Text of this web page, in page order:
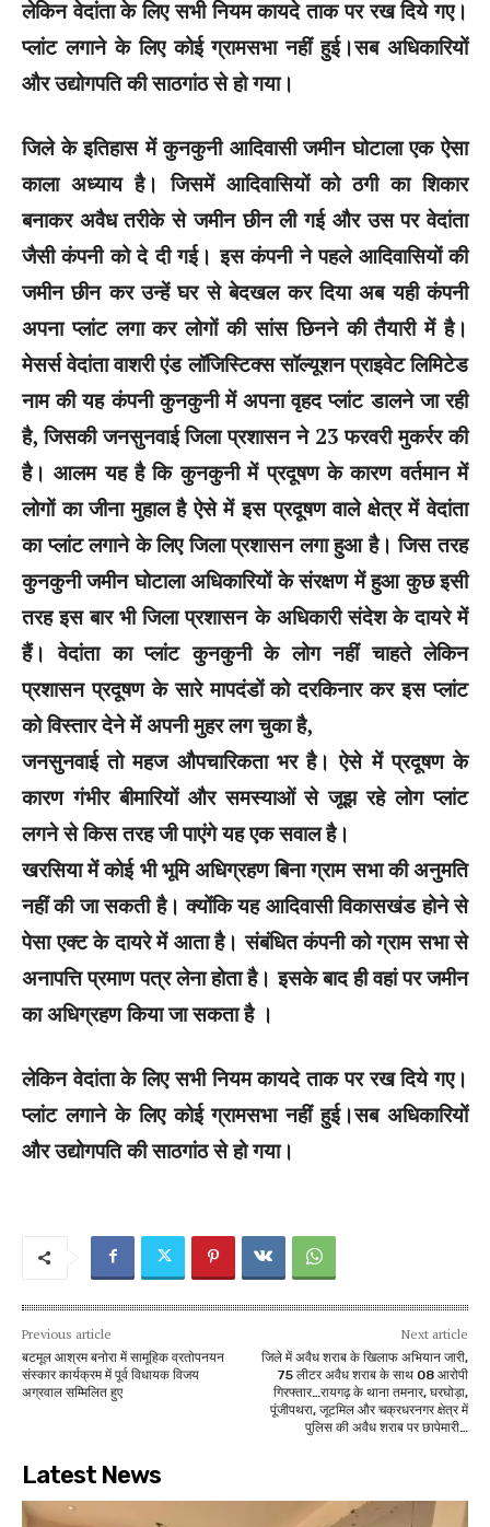
लेकिन वेदांता के लिए सभी नियम कायदे ताक पर रख दिये गए।
प्लांट लगाने के लिए कोई ग्रामसभा नहीं हुई।सब अधिकारियों
और उद्योगपति की साठगांठ से हो गया।
जिले के इतिहास में कुनकुनी आदिवासी जमीन घोटाला एक ऐसा
काला अध्याय है। जिसमें आदिवासियों को ठगी का शिकार
बनाकर अवैध तरीके से जमीन छीन ली गई और उस पर वेदांता
जैसी कंपनी को दे दी गई। इस कंपनी ने पहले आदिवासियों की
जमीन छीन कर उन्हें घर से बेदखल कर दिया अब यही कंपनी
अपना प्लांट लगा कर लोगों की सांस छिनने की तैयारी में है।
मेसर्स वेदांता वाशरी एंड लॉजिस्टिक्स सॉल्यूशन प्राइवेट लिमिटेड
नाम की यह कंपनी कुनकुनी में अपना वृहद प्लांट डालने जा रही
है, जिसकी जनसुनवाई जिला प्रशासन ने 23 फरवरी मुकर्रर की
है। आलम यह है कि कुनकुनी में प्रदूषण के कारण वर्तमान में
लोगों का जीना मुहाल है ऐसे में इस प्रदूषण वाले क्षेत्र में वेदांता
का प्लांट लगाने के लिए जिला प्रशासन लगा हुआ है। जिस तरह
कुनकुनी जमीन घोटाला अधिकारियों के संरक्षण में हुआ कुछ इसी
तरह इस बार भी जिला प्रशासन के अधिकारी संदेश के दायरे में
हैं। वेदांता का प्लांट कुनकुनी के लोग नहीं चाहते लेकिन
प्रशासन प्रदूषण के सारे मापदंडों को दरकिनार कर इस प्लांट
को विस्तार देने में अपनी मुहर लग चुका है,
जनसुनवाई तो महज औपचारिकता भर है। ऐसे में प्रदूषण के
कारण गंभीर बीमारियों और समस्याओं से जूझ रहे लोग प्लांट
लगने से किस तरह जी पाएंगे यह एक सवाल है।
खरसिया में कोई भी भूमि अधिग्रहण बिना ग्राम सभा की अनुमति
नहीं की जा सकती है। क्योंकि यह आदिवासी विकासखंड होने से
पेसा एक्ट के दायरे में आता है। संबंधित कंपनी को ग्राम सभा से
अनापत्ति प्रमाण पत्र लेना होता है। इसके बाद ही वहां पर जमीन
का अधिग्रहण किया जा सकता है ।
लेकिन वेदांता के लिए सभी नियम कायदे ताक पर रख दिये गए।
प्लांट लगाने के लिए कोई ग्रामसभा नहीं हुई।सब अधिकारियों
और उद्योगपति की साठगांठ से हो गया।
Previous article
बटमूल आश्रम बनोरा में सामूहिक व्रतोपनयन
संस्कार कार्यक्रम में पूर्व विधायक विजय
अग्रवाल सम्मिलित हुए
Next article
जिले में अवैध शराब के खिलाफ अभियान जारी,
75 लीटर अवैध शराब के साथ 08 आरोपी
गिरफ्तार…रायगढ़ के थाना तमनार, घरघोड़ा,
पूंजीपथरा, जूटमिल और चक्रधरनगर क्षेत्र में
पुलिस की अवैध शराब पर छापेमारी…
Latest News